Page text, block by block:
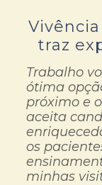
traz
Trabalho
ótima
próximo e
aceita
os
minhas